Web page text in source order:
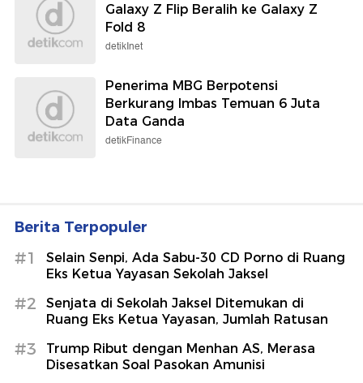
Galaxy Z Flip Beralih ke Galaxy Z
Fold 8
detikInet
Penerima MBG Berpotensi
Berkurang Imbas Temuan 6 Juta
Data Ganda
detikFinance
Berita Terpopuler
#1
Selain Senpi, Ada Sabu-30 CD Porno di Ruang
Eks Ketua Yayasan Sekolah Jaksel
#2
Senjata di Sekolah Jaksel Ditemukan di
Ruang Eks Ketua Yayasan, Jumlah Ratusan
#3
Trump Ribut dengan Menhan AS, Merasa
Disesatkan Soal Pasokan Amunisi